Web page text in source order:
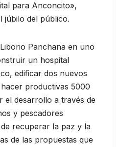
para Anconcito»,
júbilo del público.
Panchana en uno
un hospital
edificar dos nuevos
productivas 5000
el desarrollo a través de
y pescadores
recuperar la paz y la
de las propuestas que